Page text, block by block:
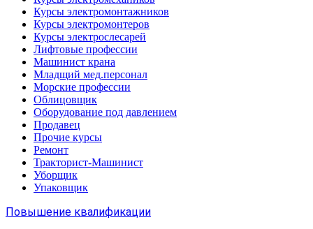
Курсы электромонтажников
Курсы электромонтеров
Курсы электрослесарей
Лифтовые профессии
Машинист крана
Младщий мед.персонал
Морские профессии
Облицовщик
Оборудование под давлением
Продавец
Прочие курсы
Ремонт
Тракторист-Машинист
Уборщик
Упаковщик
Повышение квалификации